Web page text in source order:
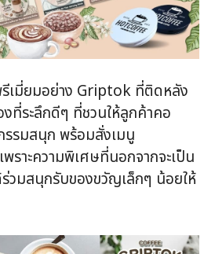
เมี่ยมอย่าง Griptok ที่ติดหลัง
ที่ระลึกดีๆ ที่ชวนให้ลูกค้าคอ
รรมสนุก พร้อมสั่งเมนู
ราะความพิเศษที่นอกจากจะเป็น
วมสนุกรับของขวัญเล็กๆ น้อยให้